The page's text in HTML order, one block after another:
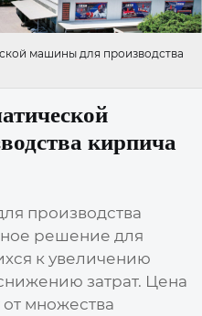
машины для производства
кирпича
производства
решение для
к увеличению
затрат. Цена
множества